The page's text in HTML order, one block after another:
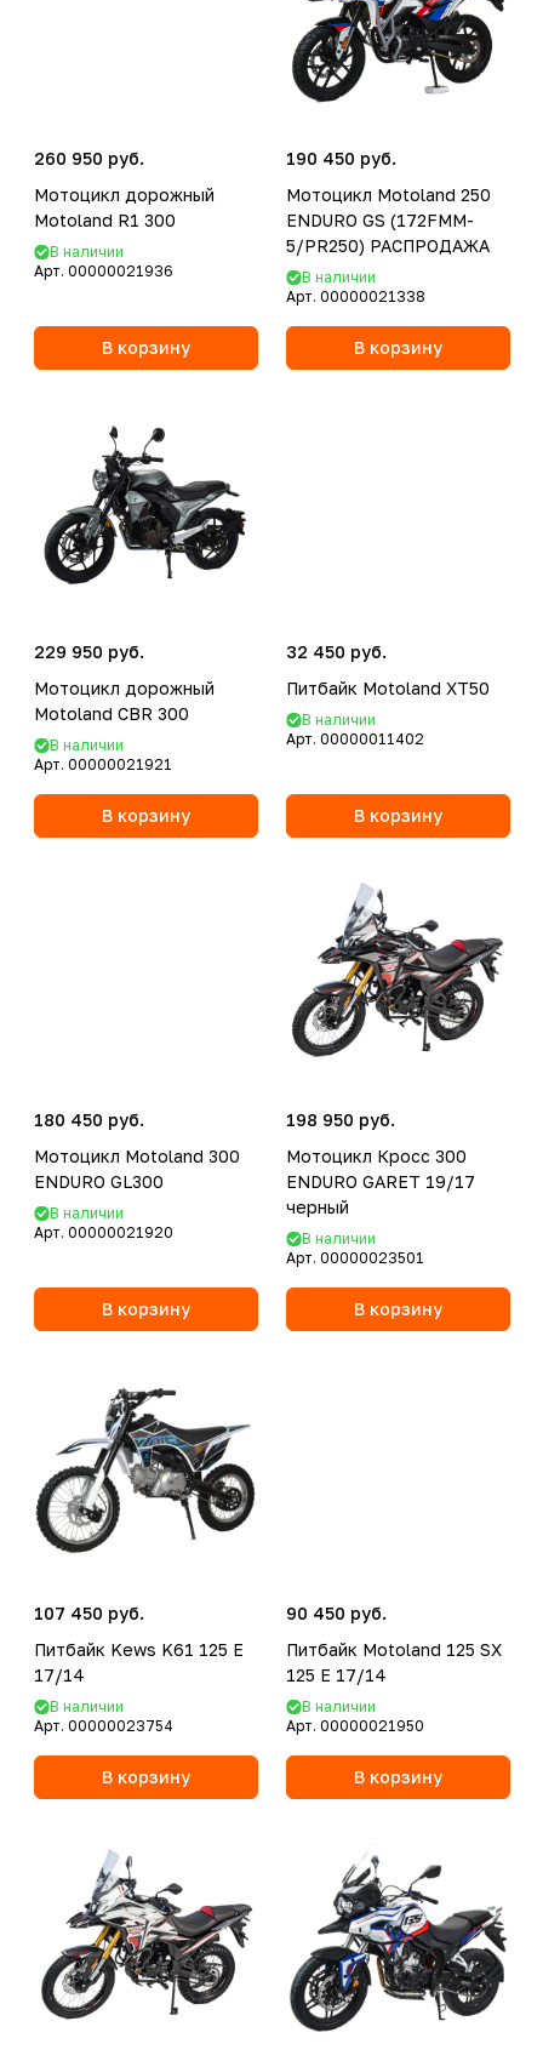
260 950 руб.
Мотоцикл дорожный
Motoland R1 300
В наличии
Арт. 00000021936
В корзину
190 450 руб.
Мотоцикл Motoland 250
ENDURO GS (172FMM-
5/PR250) РАСПРОДАЖА
В наличии
Арт. 00000021338
В корзину
229 950 руб.
Мотоцикл дорожный
Motoland CBR 300
В наличии
Арт. 00000021921
В корзину
32 450 руб.
Питбайк Motoland XT50
В наличии
Арт. 00000011402
В корзину
180 450 руб.
Мотоцикл Motoland 300
ENDURO GL300
В наличии
Арт. 00000021920
В корзину
198 950 руб.
Мотоцикл Кросс 300
ENDURO GARET 19/17
черный
В наличии
Арт. 00000023501
В корзину
107 450 руб.
Питбайк Kews K61 125 E
17/14
В наличии
Арт. 00000023754
В корзину
90 450 руб.
Питбайк Motoland 125 SX
125 E 17/14
В наличии
Арт. 00000021950
В корзину